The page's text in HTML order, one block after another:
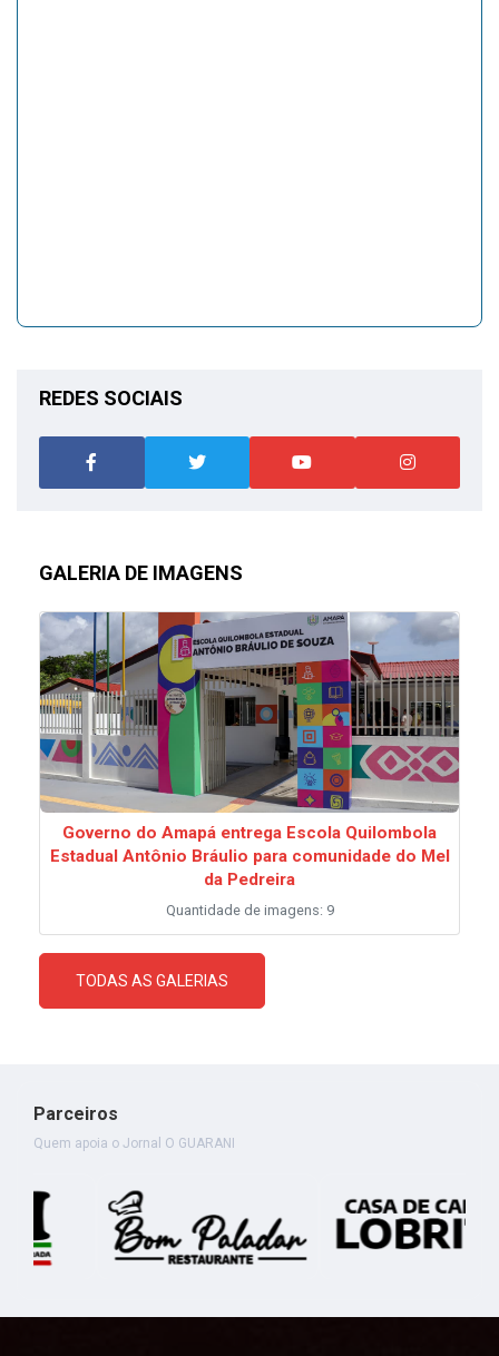
REDES SOCIAIS
GALERIA DE IMAGENS
Governo do Amapá entrega Escola Quilombola
Estadual Antônio Bráulio para comunidade do Mel
da Pedreira
Quantidade de imagens: 9
TODAS AS GALERIAS
Parceiros
Quem apoia o Jornal O GUARANI